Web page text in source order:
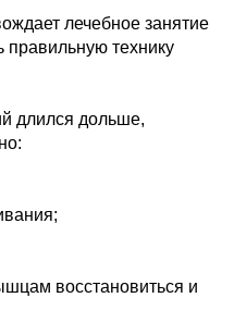
лечебное занятие
правильную технику
длился дольше,
восстановиться и